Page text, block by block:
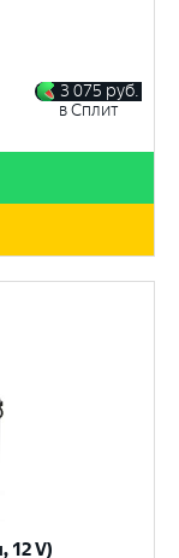
3 075 руб.
в Сплит
12 V)